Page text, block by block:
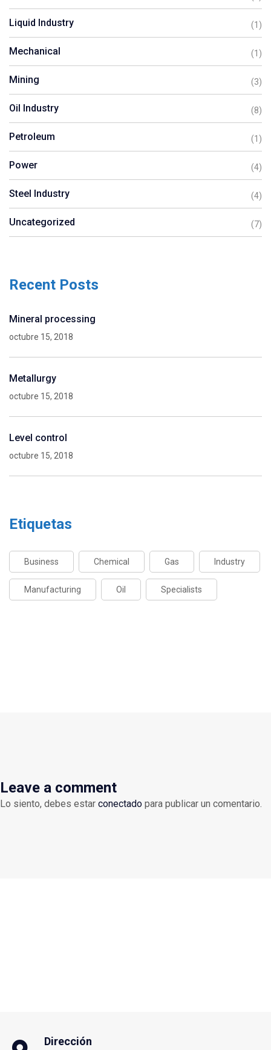
Liquid Industry (1)
Mechanical (1)
Mining (3)
Oil Industry (8)
Petroleum (1)
Power (4)
Steel Industry (4)
Uncategorized (7)
Recent Posts
Mineral processing
octubre 15, 2018
Metallurgy
octubre 15, 2018
Level control
octubre 15, 2018
Etiquetas
Business Chemical Gas Industry
Manufacturing Oil Specialists
Leave a comment
Lo siento, debes estar conectado para publicar un comentario.
Dirección